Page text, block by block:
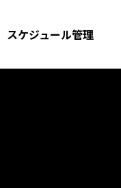
スケジュール管理